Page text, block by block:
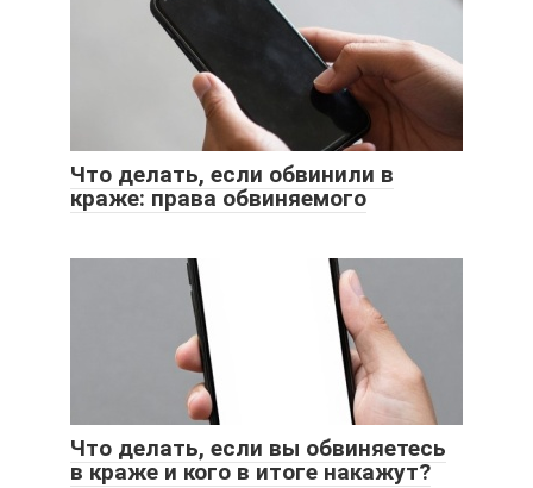
Что делать, если обвинили в
краже: права обвиняемого
Что делать, если вы обвиняетесь
в краже и кого в итоге накажут?